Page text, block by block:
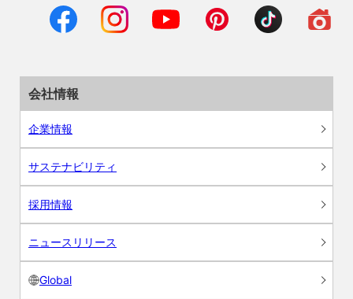
会社情報
企業情報
サステナビリティ
採用情報
ニュースリリース
Global